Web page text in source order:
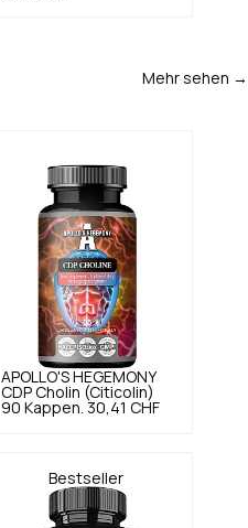
Mehr sehen →
APOLLO'S HEGEMONY
CDP Cholin (Citicolin)
90 Kappen. 30,41 CHF
Bestseller